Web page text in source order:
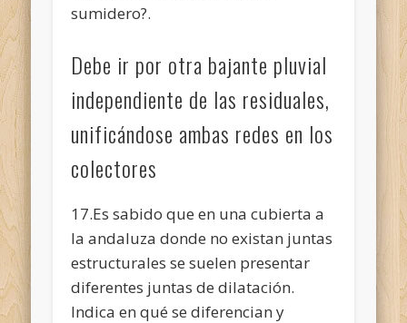
sumidero?.
Debe ir por otra bajante pluvial
independiente de las residuales,
unificándose ambas redes en los
colectores
17.Es sabido que en una cubierta a
la andaluza donde no existan juntas
estructurales se suelen presentar
diferentes juntas de dilatación.
Indica en qué se diferencian y